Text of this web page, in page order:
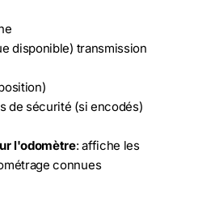
disponible) transmission
de sécurité (si encodés)
l'odomètre: affiche les
connues